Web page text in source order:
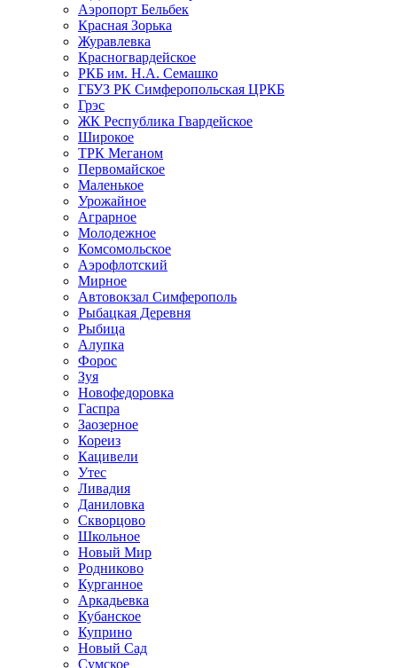
Аэропорт Бельбек
Красная Зорька
Журавлевка
Красногвардейское
РКБ им. Н.А. Семашко
ГБУЗ РК Симферопольская ЦРКБ
Грэс
ЖК Республика Гвардейское
Широкое
ТРК Меганом
Первомайское
Маленькое
Урожайное
Аграрное
Молодежное
Комсомольское
Аэрофлотский
Мирное
Автовокзал Симферополь
Рыбацкая Деревня
Рыбица
Алупка
Форос
Зуя
Новофедоровка
Гаспра
Заозерное
Кореиз
Кацивели
Утес
Ливадия
Даниловка
Скворцово
Школьное
Новый Мир
Родниково
Курганное
Аркадьевка
Кубанское
Куприно
Новый Сад
Сумское